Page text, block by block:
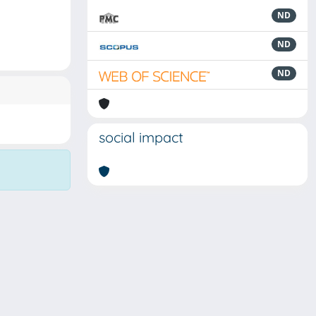
ND
ND
ND
social impact